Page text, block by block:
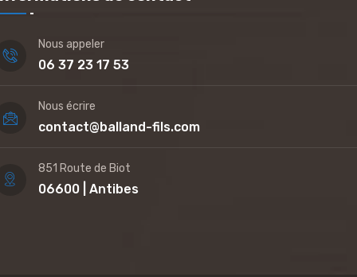
Nous appeler
06 37 23 17 53
Nous écrire
contact@balland-fils.com
851 Route de Biot
06600 | Antibes